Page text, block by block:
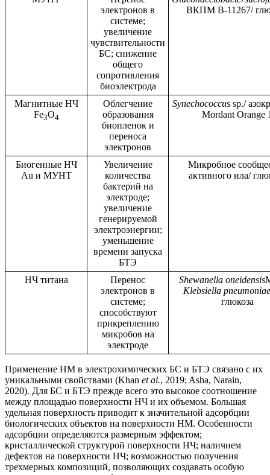
электронов в
системе;
увеличение
чувствительности
БС; снижение
общего
сопротивления
биоэлектрода
ВКПМ B-11267/
Магнитные НЧ
Fe3O4
Облегчение
образования
биопленок и
переноса
электронов
Synechococcus sp./
Mordant Orange
Биогенные НЧ
Au и МУНТ
Увеличение
количества
бактерий на
электроде;
увеличение
генерируемой
электроэнергии;
уменьшение
времени запуска
БТЭ
Микробное
активного ила/
НЧ титана
Перенос
электронов в
системе;
способствуют
прикреплению
микробов на
электроде
Shewanella oneidensis
Klebsiella pneumoniae
глюкоза
Применение НМ в электрохимических БС и БТЭ связано с их
уникальными свойствами (Khan et al., 2019; Asha, Narain,
2020). Для БС и БТЭ прежде всего это высокое соотношение
между площадью поверхности НЧ и их объемом. Большая
удельная поверхность приводит к значительной адсорбции
биологических объектов на поверхности НМ. Особенности
адсорбции определяются размерным эффектом;
кристаллической структурой поверхности НЧ; наличием
дефектов на поверхности НЧ; возможностью получения
трехмерных композиций, позволяющих создавать особую